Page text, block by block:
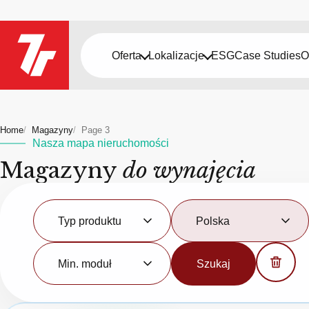
Oferta Lokalizacje ESGCase Studies
Home Magazyny Page 3
Nasza mapa nieruchomości
Magazyny do wynajęcia
Typ
produktuTyp produktu
Kraj
Polska
Minimalny
modułMin. moduł Szukaj